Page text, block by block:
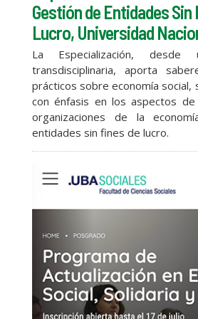
Gestión de Entidades Sin
Lucro, Universidad
La Especialización, desde
transdisciplinaria, aporta
prácticos sobre economía social,
con énfasis en los aspectos
organizaciones de la
entidades sin fines de lucro.